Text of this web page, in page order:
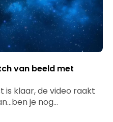
van beeld met
is klaar, de video raakt
je nog…